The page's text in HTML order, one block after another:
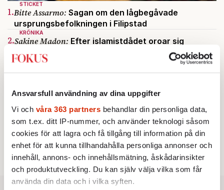
Ansvarsfull användning av dina uppgifter
Vi och våra 363 partners behandlar din personliga data,
som t.ex. ditt IP-nummer, och använder teknologi såsom
cookies för att lagra och få tillgång till information på din
enhet för att kunna tillhandahålla personliga annonser och
innehåll, annons- och innehållsmätning, åskådarinsikter
och produktutveckling. Du kan själv välja vilka som får
använda din data och i vilka syften.
STICKET
1.Bitte Assarmo: Sagan om den lågbegåvade
ursprungsbefolkningen i Filipstad
KRÖNIKA
2.Sakine Madon: Efter islamistdådet oroar sig
vänstern för Agnes Wold
STICKET
Av: Bengt Jangfeldt
5.Johan Romin:Varför ställs aldrig dessa frågor?
KRÖNIKA
6. Johan Hakelius:
DN-rubriken visar vad som sägs
mellan raderna